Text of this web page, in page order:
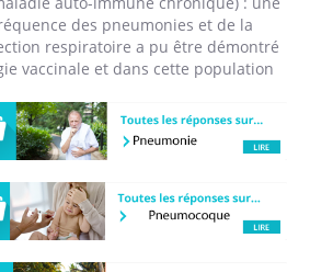
des pneumonies et de la
respiratoire a pu être démontré
vaccinale et dans cette population